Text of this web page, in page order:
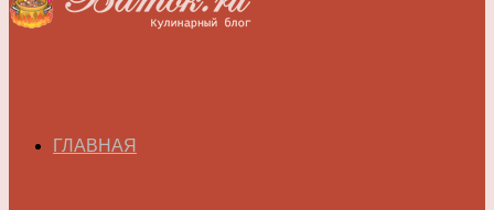
ГЛАВНАЯ